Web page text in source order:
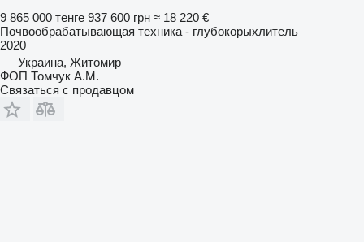
9 865 000 тенге 937 600 грн ≈ 18 220 €
Почвообрабатывающая техника - глубокорыхлитель
2020
Украина, Житомир
ФОП Томчук А.М.
Связаться с продавцом